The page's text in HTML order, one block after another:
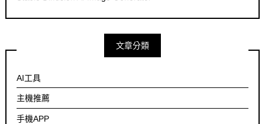
文章分類
AI工具
主機推薦
手機APP